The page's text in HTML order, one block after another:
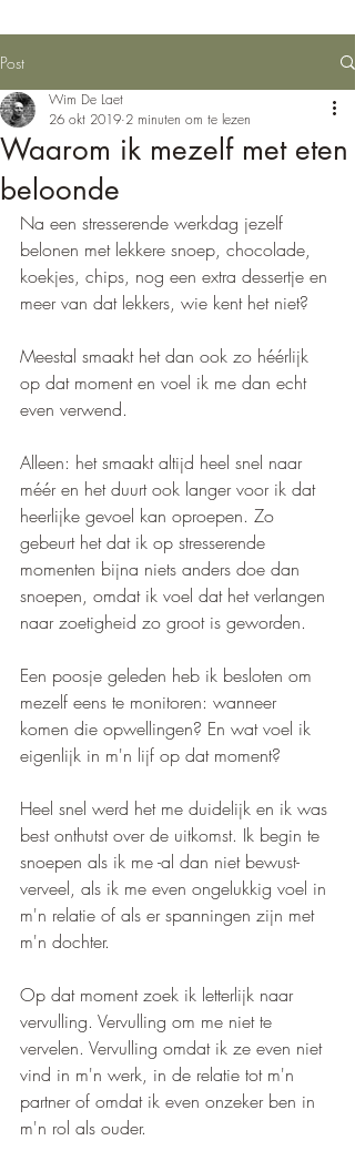
Post
Waarom ik mezelf met eten
beloonde
Wim De Laet
26 okt 2019 2 minuten om te lezen
Na een stresserende werkdag jezelf
belonen met lekkere snoep, chocolade,
koekjes, chips, nog een extra dessertje en
meer van dat lekkers, wie kent het niet?
Meestal smaakt het dan ook zo héérlijk
op dat moment en voel ik me dan echt
even verwend.
Alleen: het smaakt altijd heel snel naar
méér en het duurt ook langer voor ik dat
heerlijke gevoel kan oproepen. Zo
gebeurt het dat ik op stresserende
momenten bijna niets anders doe dan
snoepen, omdat ik voel dat het verlangen
naar zoetigheid zo groot is geworden.
Een poosje geleden heb ik besloten om
mezelf eens te monitoren: wanneer
komen die opwellingen? En wat voel ik
eigenlijk in m'n lijf op dat moment?
Heel snel werd het me duidelijk en ik was
best onthutst over de uitkomst. Ik begin te
snoepen als ik me -al dan niet bewust-
verveel, als ik me even ongelukkig voel in
m'n relatie of als er spanningen zijn met
m'n dochter.
Op dat moment zoek ik letterlijk naar
vervulling. Vervulling om me niet te
vervelen. Vervulling omdat ik ze even niet
vind in m'n werk, in de relatie tot m'n
partner of omdat ik even onzeker ben in
m'n rol als ouder.